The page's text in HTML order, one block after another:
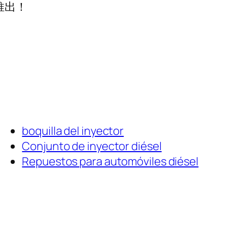
！
boquilla del inyector
Conjunto de inyector diésel
Repuestos para automóviles diésel